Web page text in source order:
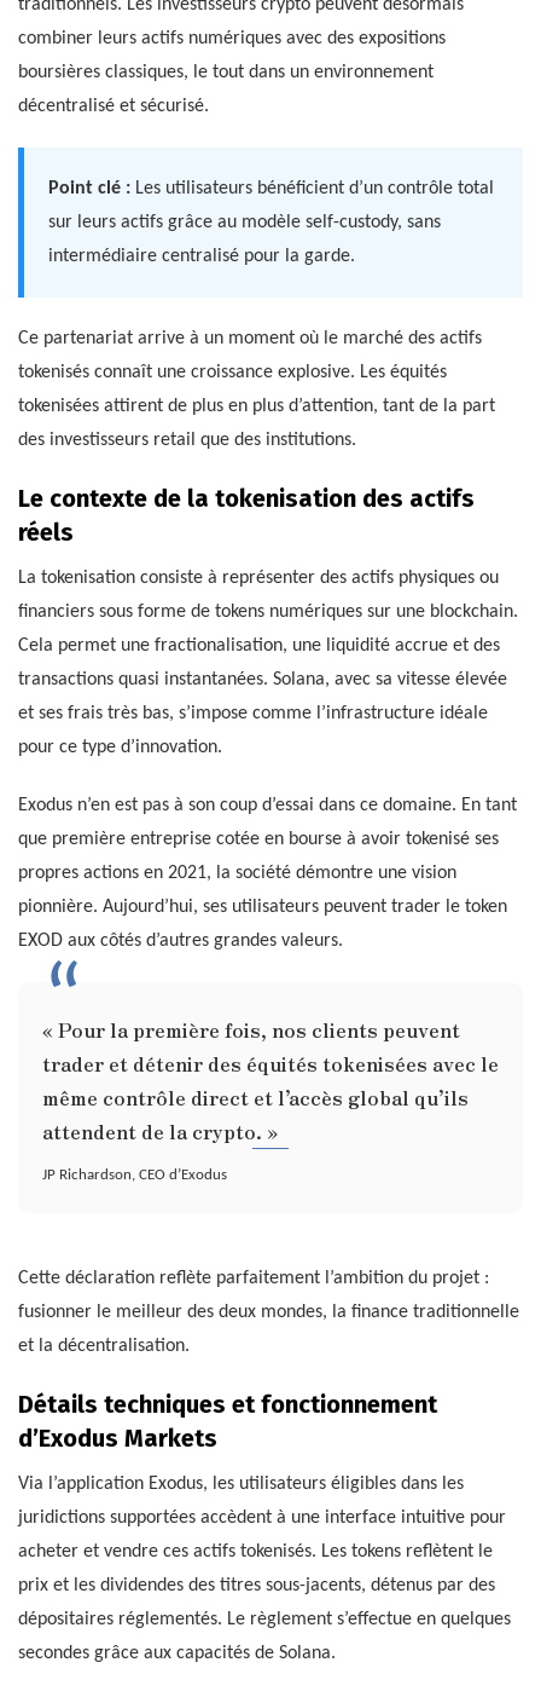
traditionnels. Les investisseurs crypto peuvent désormais
combiner leurs actifs numériques avec des expositions
boursières classiques, le tout dans un environnement
décentralisé et sécurisé.
Point clé : Les utilisateurs bénéficient d’un contrôle total
sur leurs actifs grâce au modèle self-custody, sans
intermédiaire centralisé pour la garde.
Ce partenariat arrive à un moment où le marché des actifs
tokenisés connaît une croissance explosive. Les équités
tokenisées attirent de plus en plus d’attention, tant de la part
des investisseurs retail que des institutions.
Le contexte de la tokenisation des actifs
réels
La tokenisation consiste à représenter des actifs physiques ou
financiers sous forme de tokens numériques sur une blockchain.
Cela permet une fractionalisation, une liquidité accrue et des
transactions quasi instantanées. Solana, avec sa vitesse élevée
et ses frais très bas, s’impose comme l’infrastructure idéale
pour ce type d’innovation.
Exodus n’en est pas à son coup d’essai dans ce domaine. En tant
que première entreprise cotée en bourse à avoir tokenisé ses
propres actions en 2021, la société démontre une vision
pionnière. Aujourd’hui, ses utilisateurs peuvent trader le token
EXOD aux côtés d’autres grandes valeurs.
« Pour la première fois, nos clients peuvent
trader et détenir des équités tokenisées avec le
même contrôle direct et l’accès global qu’ils
attendent de la crypto. »
JP Richardson, CEO d’Exodus
Cette déclaration reflète parfaitement l’ambition du projet :
fusionner le meilleur des deux mondes, la finance traditionnelle
et la décentralisation.
Détails techniques et fonctionnement
d’Exodus Markets
Via l’application Exodus, les utilisateurs éligibles dans les
juridictions supportées accèdent à une interface intuitive pour
acheter et vendre ces actifs tokenisés. Les tokens reflètent le
prix et les dividendes des titres sous-jacents, détenus par des
dépositaires réglementés. Le règlement s’effectue en quelques
secondes grâce aux capacités de Solana.